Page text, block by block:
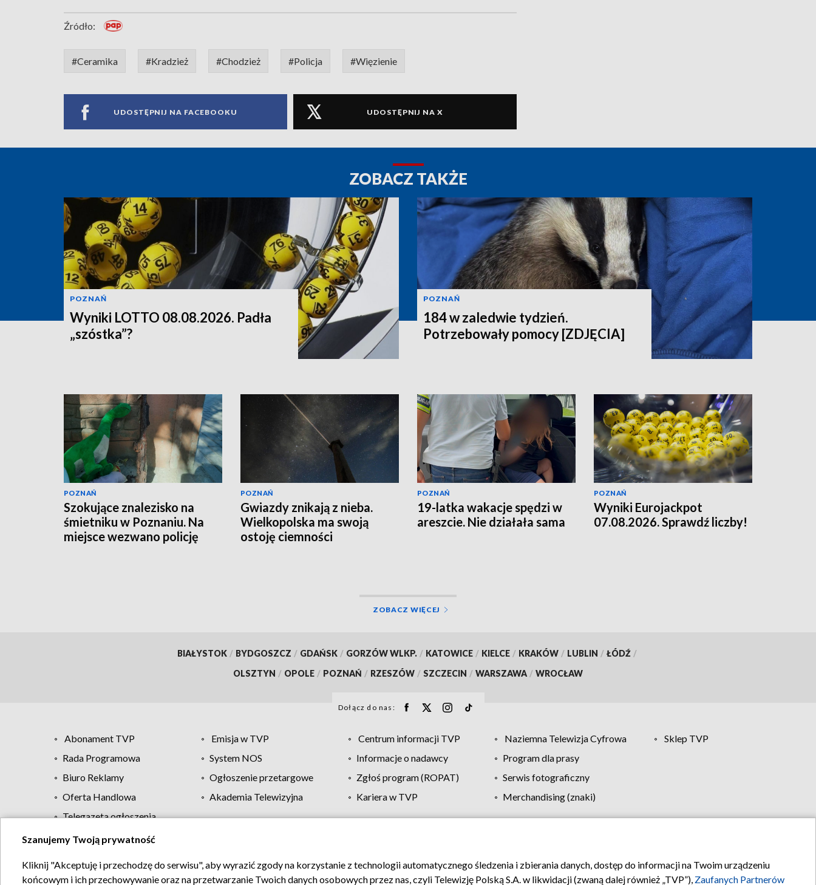
Źródło:
#Ceramika #Kradzież #Chodzież #Policja #Więzienie
UDOSTĘPNIJ NA FACEBOOKU UDOSTĘPNIJ NA X
ZOBACZ TAKŻE
POZNAŃ
Wyniki LOTTO 08.08.2026. Padła
„szóstka”?
POZNAŃ
184 w zaledwie tydzień.
Potrzebowały pomocy [ZDJĘCIA]
POZNAŃ
Szokujące znalezisko na
śmietniku w Poznaniu. Na
miejsce wezwano policję
POZNAŃ
Gwiazdy znikają z nieba.
Wielkopolska ma swoją
ostoję ciemności
POZNAŃ
19-latka wakacje spędzi w
areszcie. Nie działała sama
POZNAŃ
Wyniki Eurojackpot
07.08.2026. Sprawdź liczby!
ZOBACZ WIĘCEJ
BIAŁYSTOK / BYDGOSZCZ / GDAŃSK / GORZÓW WLKP. / KATOWICE / KIELCE / KRAKÓW / LUBLIN / ŁÓDŹ /
OLSZTYN / OPOLE / POZNAŃ / RZESZÓW / SZCZECIN / WARSZAWA / WROCŁAW
Dołącz do nas:
Abonament TVP Emisja w TVP Centrum informacji TVP Naziemna Telewizja Cyfrowa
Sklep TVP
Rada Programowa
System NOS Informacje o nadawcy
Program dla prasy
Biuro Reklamy
Ogłoszenie przetargowe Zgłoś program (ROPAT)
Serwis fotograficzny
Oferta Handlowa
Akademia Telewizyjna Kariera w TVP
Merchandising (znaki)
Telegazeta ogłoszenia
Regulamin TVP Polityka prywatności Moje zgody Pomoc Biuro reklamy Kontakt
Szanujemy Twoją prywatność
Kliknij "Akceptuję i przechodzę do serwisu", aby wyrazić zgody na korzystanie z technologii automatycznego śledzenia i zbierania danych, dostęp do informacji na Twoim urządzeniu
końcowym i ich przechowywanie oraz na przetwarzanie Twoich danych osobowych przez nas, czyli Telewizję Polską S.A. w likwidacji (zwaną dalej również „TVP”), Zaufanych Partnerów